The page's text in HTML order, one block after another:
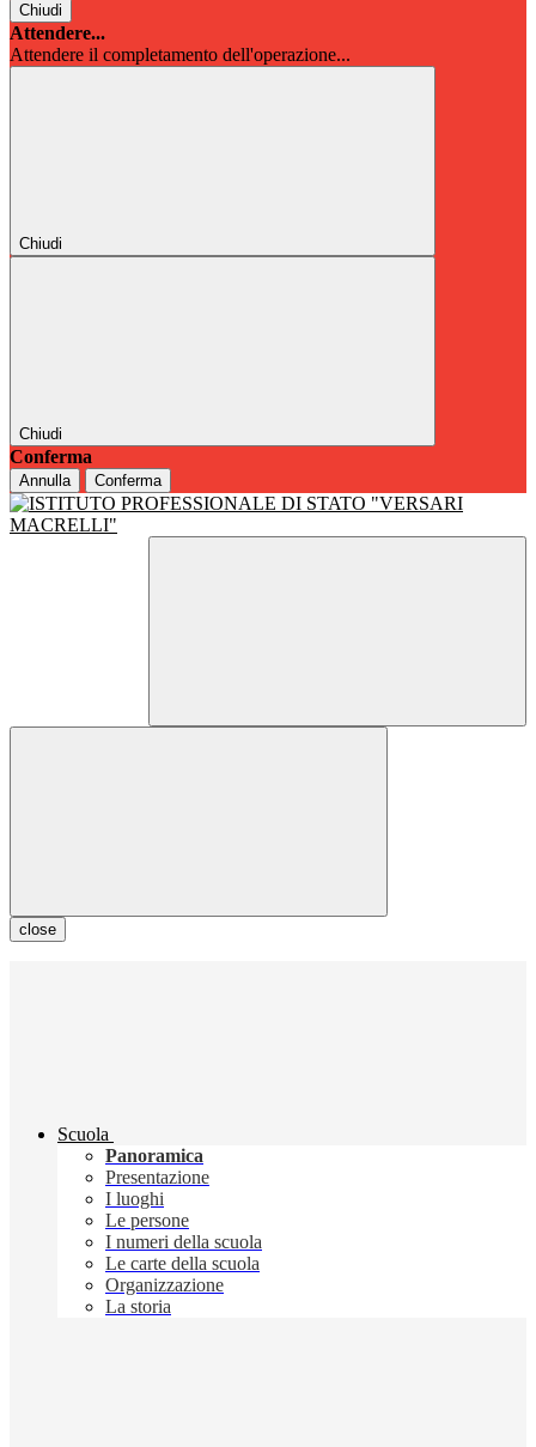
Chiudi
Attendere...
Attendere il completamento dell'operazione...
Chiudi
Chiudi
Conferma
Annulla Conferma
close
Scuola
Panoramica
Presentazione
I luoghi
Le persone
I numeri della scuola
Le carte della scuola
Organizzazione
La storia